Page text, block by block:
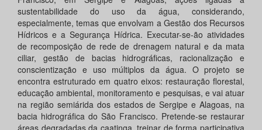
sustentabilidade do uso da água, considerando,
especialmente, temas que envolvam a Gestão dos Recursos
Hídricos e a Segurança Hídrica. Executar-se-ão atividades
de recomposição de rede de drenagem natural e da mata
ciliar, gestão de bacias hidrográficas, racionalização e
conscientização e uso múltiplos da água. O projeto se
encontra estruturado em quatro eixos: restauração florestal,
educação ambiental, monitoramento e pesquisas, e vai atuar
na região semiárida dos estados de Sergipe e Alagoas, na
bacia hidrográfica do São Francisco. Pretende-se restaurar